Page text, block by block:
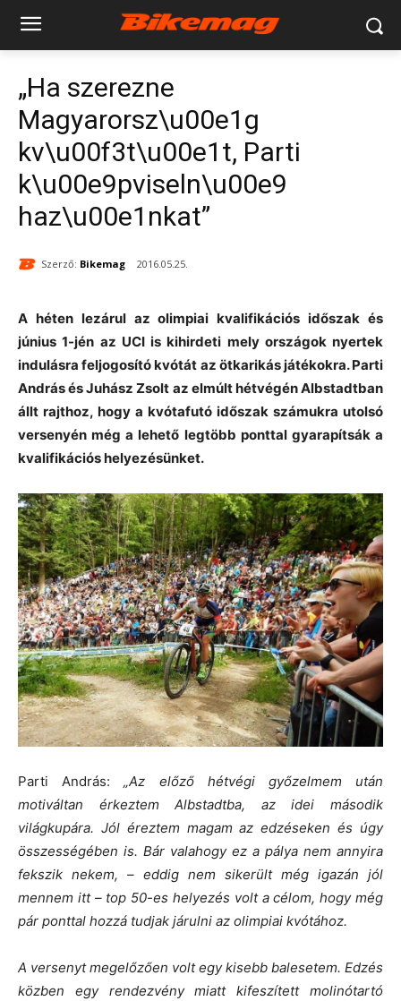
„Ha szerezne
Magyarorsz\u00e1g
kv\u00f3t\u00e1t, Parti
k\u00e9pviseln\u00e9
haz\u00e1nkat”
Szerző: Bikemag 2016.05.25.
A héten lezárul az olimpiai kvalifikációs időszak és
június 1-jén az UCI is kihirdeti mely országok nyertek
indulásra feljogosító kvótát az ötkarikás játékokra. Parti
András és Juhász Zsolt az elmúlt hétvégén Albstadtban
állt rajthoz, hogy a kvótafutó időszak számukra utolsó
versenyén még a lehető legtöbb ponttal gyarapítsák a
kvalifikációs helyezésünket.
Parti András:„Az előző hétvégi győzelmem után
motiváltan érkeztem Albstadtba, az idei második
világkupára. Jól éreztem magam az edzéseken és úgy
összességében is. Bár valahogy ez a pálya nem annyira
fekszik nekem, – eddig nem sikerült még igazán jól
mennem itt – top 50-es helyezés volt a célom, hogy még
pár ponttal hozzá tudjak járulni az olimpiai kvótához.
A versenyt megelőzően volt egy kisebb balesetem. Edzés
közben egy rendezvény miatt kifeszített molinótartó